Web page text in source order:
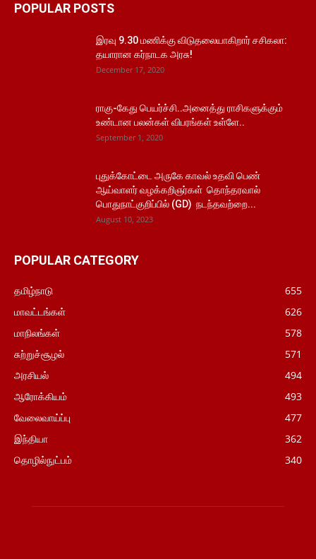
POPULAR POSTS
இரவு 9.30 மணிக்கு விடுதலையாகிறார் சசிகலா:
தயாரான கர்நாடக அரசு!
December 17, 2020
ராகு-கேது பெயர்ச்சி..அனைத்து ராசிகளுக்கும்
உண்டான பலன்கள் விபரங்கள் உள்ளே..
September 1, 2020
புதுக்கோட்டை அருகே காவல் உதவி பெண்
ஆய்வாளர் வழக்கறிஞர்கள் தொந்தரவால்
பொதுநாட்குறிப்பில் (GD) நடந்தவற்றை...
August 10, 2023
POPULAR CATEGORY
தமிழ்நாடு
655
மாவட்டங்கள்
626
மாநிலங்கள்
578
சுற்றுச்சூழல்
571
அரசியல்
494
ஆரோக்கியம்
493
வேலைவாய்ப்பு
477
இந்தியா
362
தொழில்நுட்பம்
340